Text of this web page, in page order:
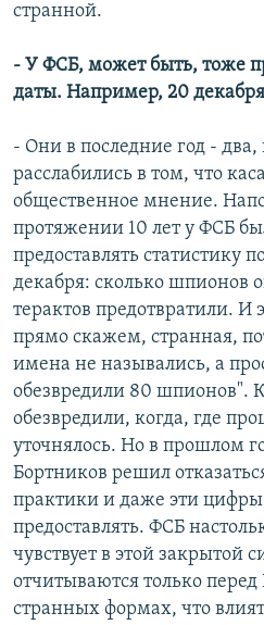
странной.
- У ФСБ, может быть, тоже
даты. Например, 20
- Они в последние год - два,
расслабились в том, что
общественное мнение.
протяжении 10 лет у ФСБ
предоставлять статистику
декабря: сколько шпионов
терактов предотвратили. И
прямо скажем, странная,
имена не назывались, а
обезвредили 80 шпионов".
обезвредили, когда, где
уточнялось. Но в прошлом
Бортников решил
практики и даже эти цифры
предоставлять. ФСБ
чувствует в этой закрытой
отчитываются только
странных формах, что